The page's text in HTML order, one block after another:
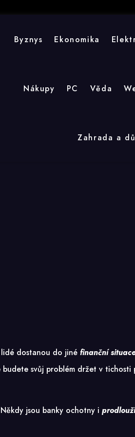
Byznys Ekonomika
Nákupy PC Věda
Zahrada a
dostanou do jiné finanční
svůj problém držet v tichosti
jsou banky ochotny i